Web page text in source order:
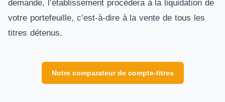
demande, l’établissement procèdera à la liquidation de
votre portefeuille, c’est-à-dire à la vente de tous les
titres détenus.
Notre comparateur de compte-titres